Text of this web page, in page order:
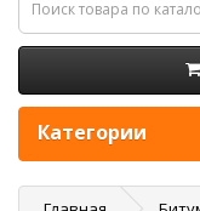
Категории